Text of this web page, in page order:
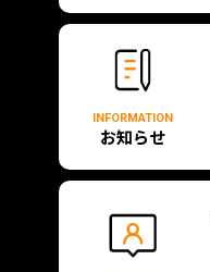
INFORMATION
お知らせ